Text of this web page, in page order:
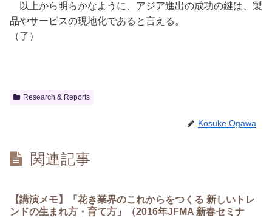
以上から明らかなように、アジア進出の成功の鍵は、製
品やサービスの現地化であると言える。
（了）
Research & Reports
Kosuke Ogawa
関連記事
【講演メモ】「花き業界のこれからをつくる 新しいトレ
ンドの生まれ方・育て方」（2016年JFMA 新春セミナ